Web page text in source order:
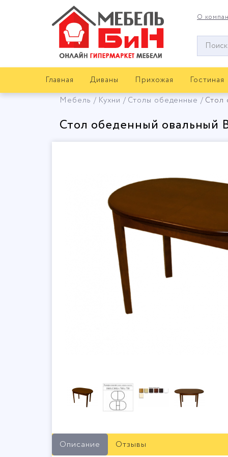
О
Окно
поиска
Главная
Диваны Прихожая
Гостиная
Мебель
Кухни Столы обеденные Стол
Стол обеденный овальный
Описание Отзывы